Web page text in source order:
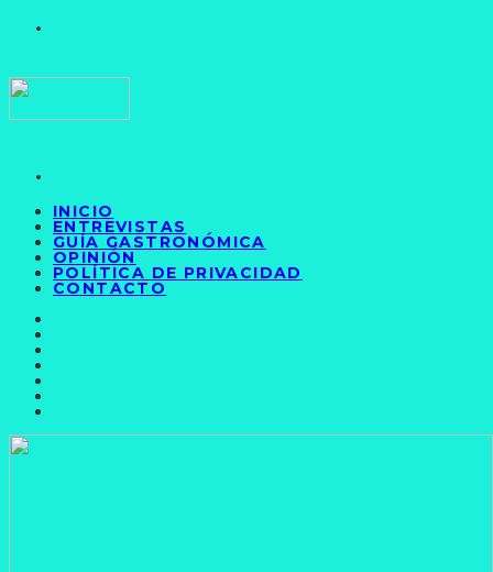
INICIO
ENTREVISTAS
GUÍA GASTRONÓMICA
OPINIÓN
POLÍTICA DE PRIVACIDAD
CONTACTO